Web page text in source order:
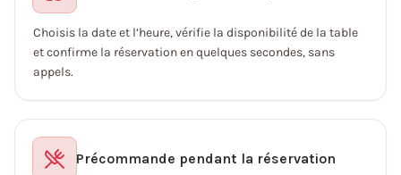
Choisis la date et l’heure, vérifie la disponibilité de la table
et confirme la réservation en quelques secondes, sans
appels.
Précommande pendant la réservation